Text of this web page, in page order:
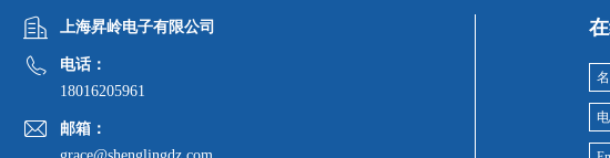
上海昇岭电子有限公司
电话：
18016205961
邮箱：